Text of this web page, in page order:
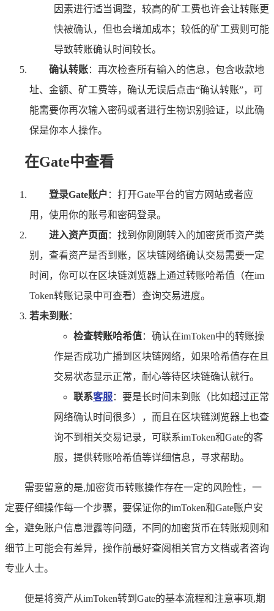
因素进行适当调整，较高的矿工费也许会让转账更
快被确认，但也会增加成本；较低的矿工费则可能
导致转账确认时间较长。
确认转账：再次检查所有输入的信息，包含收款地
址、金额、矿工费等，确认无误后点击“确认转账”，可
能需要你再次输入密码或者进行生物识别验证，以此确
保是你本人操作。
在Gate中查看
登录Gate账户 ：打开Gate平台的官方网站或者应
用，使用你的账号和密码登录。
进入资产页面：找到你刚刚转入的加密货币资产类
别，查看资产是否到账，区块链网络确认交易需要一定
时间，你可以在区块链浏览器上通过转账哈希值（在im
Token转账记录中可查看）查询交易进度。
若未到账：
检查转账哈希值：确认在imToken中的转账操
作是否成功广播到区块链网络，如果哈希值存在且
交易状态显示正常，耐心等待区块链确认就行。
联系客服：要是长时间未到账（比如超过正常
网络确认时间很多），而且在区块链浏览器上也查
询不到相关交易记录，可联系imToken和Gate的客
服，提供转账哈希值等详细信息，寻求帮助。
需要留意的是,加密货币转账操作存在一定的风险性，一
定要仔细操作每一个步骤，要保证你的imToken和Gate账户安
全，避免账户信息泄露等问题，不同的加密货币在转账规则和
细节上可能会有差异，操作前最好查阅相关官方文档或者咨询
专业人士。
便是将资产从imToken转到Gate的基本流程和注意事项,期